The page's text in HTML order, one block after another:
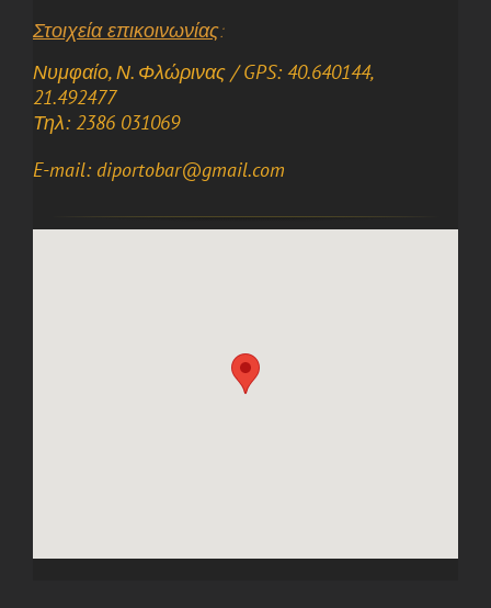
Στοιχεία επικοινωνίας:
Νυμφαίο, Ν. Φλώρινας / GPS: 40.640144,
21.492477
Τηλ: 2386 031069
E-mail: diportobar@gmail.com